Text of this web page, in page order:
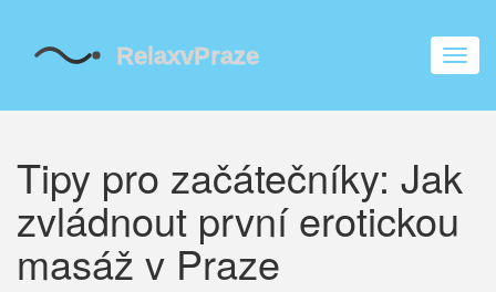
Tipy pro začátečníky: Jak
zvládnout první erotickou
masáž v Praze